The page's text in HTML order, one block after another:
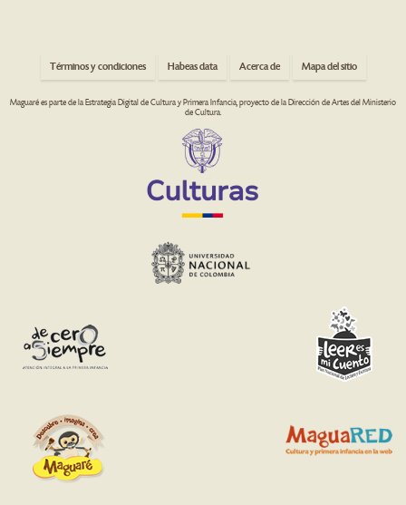
Términos y condiciones Habeas data Acerca de Mapa del sitio
Maguaré es parte de la Estrategia Digital de Cultura y Primera Infancia, proyecto de la Dirección de Artes del Ministerio
de Cultura.